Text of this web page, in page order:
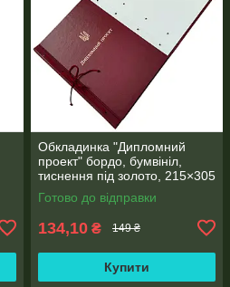
Обкладинка "Дипломний
проект" бордо, бумвініл,
тиснення під золото, 215×305
мм, 20 мм корінець (1 шт)
Готово до відправки
134,10 ₴ 149 ₴
Купити